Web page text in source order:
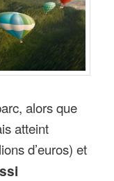
alors que
atteint
d’euros) et